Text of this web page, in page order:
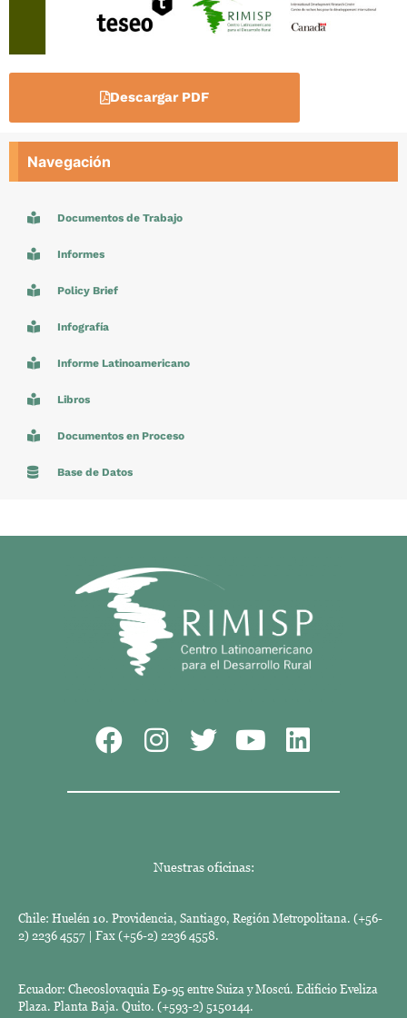
Descargar PDF
Navegación
Documentos de Trabajo
Informes
Policy Brief
Infografía
Informe Latinoamericano
Libros
Documentos en Proceso
Base de Datos
Nuestras oficinas:
Chile: Huelén 10. Providencia, Santiago, Región Metropolitana. (+56-
2) 2236 4557 | Fax (+56-2) 2236 4558.
Ecuador: Checoslovaquia E9-95 entre Suiza y Moscú. Edificio Eveliza
Plaza. Planta Baja. Quito. (+593-2) 5150144.